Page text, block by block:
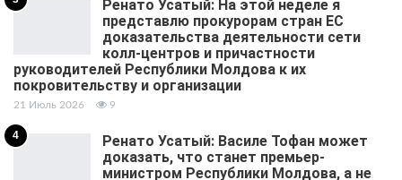
Ренато Усатый: На этой неделе я
представлю прокурорам стран ЕС
доказательства деятельности сети
колл-центров и причастности
руководителей Республики Молдова к их
покровительству и организации
21 Июль 2026 9
4
Ренато Усатый: Василе Тофан может
доказать, что станет премьер-
министром Республики Молдова, а не